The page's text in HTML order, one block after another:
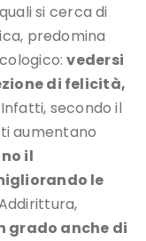
si cerca di
predomina
vedersi
di felicità,
Infatti, secondo il
aumentano
il
le
grado anche di